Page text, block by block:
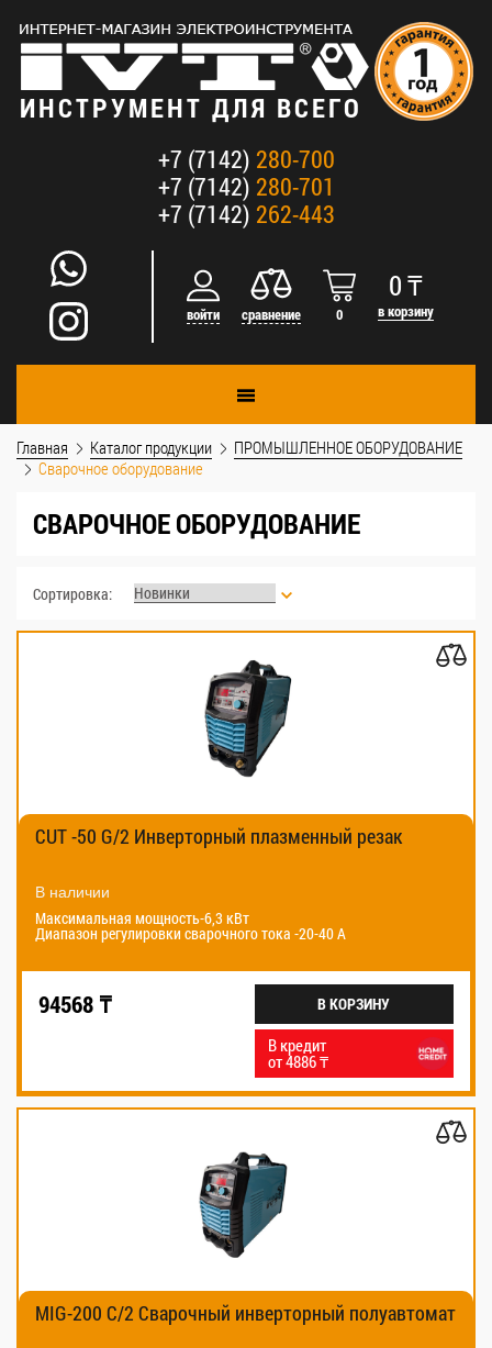
ИНСТРУМЕНТ ДЛЯ ВСЕГО
+7 (7142) 280-700
+7 (7142) 280-701
+7 (7142) 262-443
войти сравнение 0
0₸
в корзину
Главная Каталог продукции
ПРОМЫШЛЕННОЕ ОБОРУДОВАНИЕ
Сварочное оборудование
СВАРОЧНОЕ ОБОРУДОВАНИЕ
Сортировка:
CUT -50 G/2 Инверторный плазменный резак
В наличии
Максимальная мощность-6,3 кВт
Диапазон регулировки сварочного тока -20-40 А
94568 ₸ В КОРЗИНУ
В кредит
от 4886 ₸
MIG-200 C/2 Сварочный инверторный полуавтомат